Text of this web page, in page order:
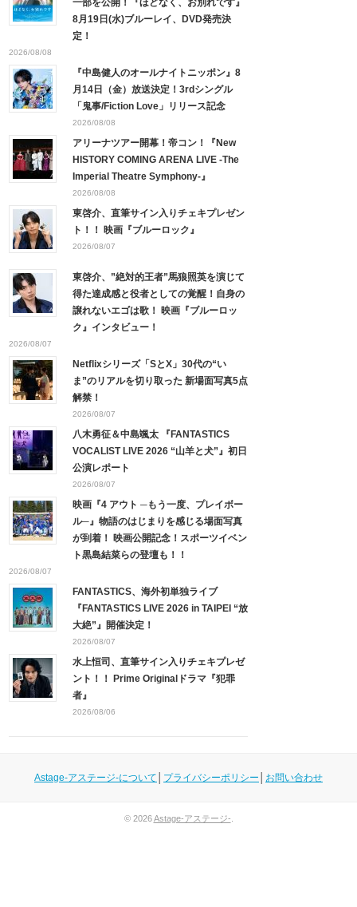
8月19日(水)ブルーレイ、DVD発売決
定！
2026/08/08
『中島健人のオールナイトニッポン』8
月14日（金）放送決定！3rdシングル
「鬼事/Fiction Love」リリース記念
2026/08/08
アリーナツアー開幕！帝コン！『New
HISTORY COMING ARENA LIVE -The
Imperial Theatre Symphony-』
2026/08/08
東啓介、直筆サイン入りチェキプレゼン
ト！！ 映画『ブルーロック』
2026/08/07
東啓介、”絶対的王者”馬狼照英を演じて
得た達成感と役者としての覚醒！自身の
譲れないエゴは歌！ 映画『ブルーロッ
ク』インタビュー！
2026/08/07
Netflixシリーズ「SとX」30代の“い
ま”のリアルを切り取った 新場面写真5点
解禁！
2026/08/07
八木勇征＆中島颯太 『FANTASTICS
VOCALIST LIVE 2026 “山羊と犬”』初日
公演レポート
2026/08/07
映画『4 アウト ─もう一度、プレイボー
ル─』物語のはじまりを感じる場面写真
が到着！ 映画公開記念！スポーツイベン
ト黒島結菜らの登壇も！！
2026/08/07
FANTASTICS、海外初単独ライブ
『FANTASTICS LIVE 2026 in TAIPEI “放
大絶”』開催決定！
2026/08/07
水上恒司、直筆サイン入りチェキプレゼ
ント！！ Prime Originalドラマ『犯罪
者』
2026/08/06
Astage-アステージ-について プライバシーポリシー お問い合わせ
© 2026Astage-アステージ-